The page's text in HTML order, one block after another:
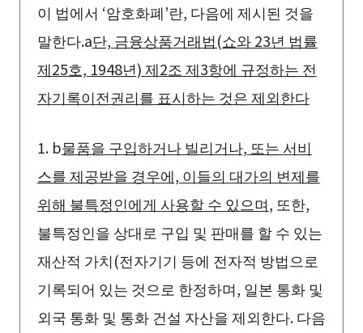
이 법에서 ‘암호화폐’란, 다음에 제시된 것을
말한다.a단, 금융상품거래법(쇼와 23년 법률
제25호, 1948년) 제2조 제3항에 규정하는 전
자기록이전권리를 표시하는 것은 제외한다
1. b물품을 구입하거나 빌리거나, 또는 서비
스를 제공받을 경우에, 이들의 대가의 변제를
위해 불특정인에게 사용할 수 있으며, 또한,
불특정인을 상대로 구입 및 판매를 할 수 있는
재산적 가치(전자기기 등에 전자적 방법으로
기록되어 있는 것으로 한정하며, 일본 통화 및
외국 통화 및 통화 건설 자산을 제외한다. 다음